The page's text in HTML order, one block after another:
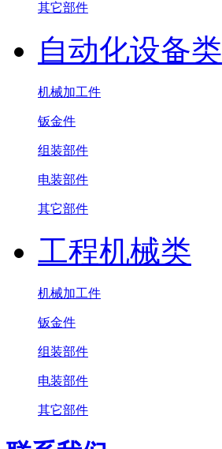
其它部件
自动化设备类
机械加工件
钣金件
组装部件
电装部件
其它部件
工程机械类
机械加工件
钣金件
组装部件
电装部件
其它部件